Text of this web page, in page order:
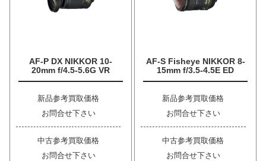
AF-P DX NIKKOR 10-
20mm f/4.5-5.6G VR
新品参考買取価格
お問合せ下さい
中古参考買取価格
お問合せ下さい
AF-S Fisheye NIKKOR 8-
15mm f/3.5-4.5E ED
新品参考買取価格
お問合せ下さい
中古参考買取価格
お問合せ下さい